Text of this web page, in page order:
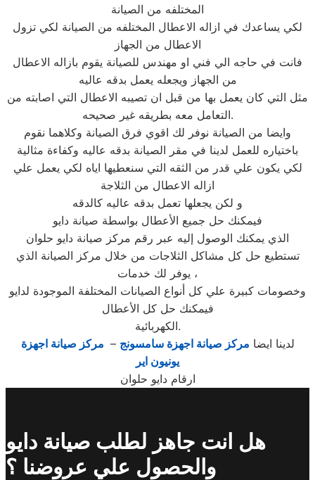
المختلفه من الصيانة
لكي يساعدك في ازاله الاعطال المختلفه من الصيانة لكي تزول
الاعطال من الجهاز
فانت في حاجه الي فني او مهندس للصيانة يقوم بازاله الاعطال
من الجهاز ويجعله يعمل بدقه عاليه
مثل التي كان يعمل بها من قبل ان تصيبه الاعطال التي اصابته من
التعامل معه بطريقه غير صحيحه.
وايضا من الصيانة نوفر لك اقوي فرق الصيانة وكلاهما نقوم
باختياره للعمل لدينا في مقر الصيانة بدقه عاليه وكفاءة مثالية
لكي يكون علي قدر من الثقه التي سنعطيها اياه لكي يعمل علي
ازاله الاعطال من الثلاجة
و لكن يجعلها تعمل بدقه عاليه كالدقه
فيمكنك حل جميع الأعطال بواسطة صيانة دايو
الذي يمكنك الوصول إليه عبر رقم مركز صيانة دايو حلوان
تستطيع حل كل مشاكل الثلاجات من خلال مركز الصيانة الذي
يوفر لك خدمات ،
وخصومات كبيرة علي كل أنواع الصيانات المختلفة الموجودة لدايو
فيمكنك حل كل الأعطال
الكهربائية.
لدينا ايضا مركز صيانة اجهزة سامسونج – مركز صيانة اجهزة
يونيون اير
ارقام دايو حلوان
هل انت جاهز لطلب صيانة دايو
والحصول علي عروضنا ؟